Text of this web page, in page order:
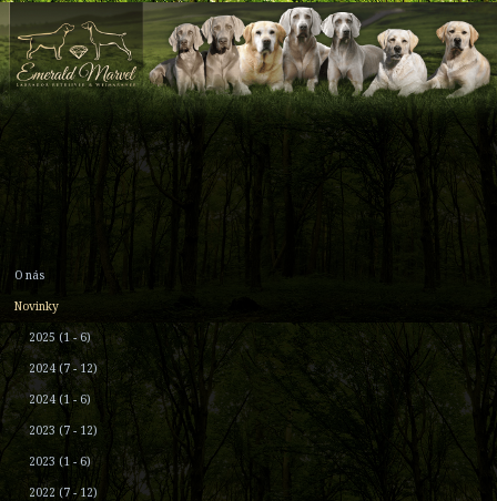
O nás
Novinky
2025 (1 - 6)
2024 (7 - 12)
2024 (1 - 6)
2023 (7 - 12)
2023 (1 - 6)
2022 (7 - 12)